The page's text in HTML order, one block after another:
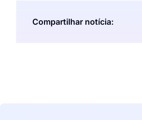
Compartilhar notícia: